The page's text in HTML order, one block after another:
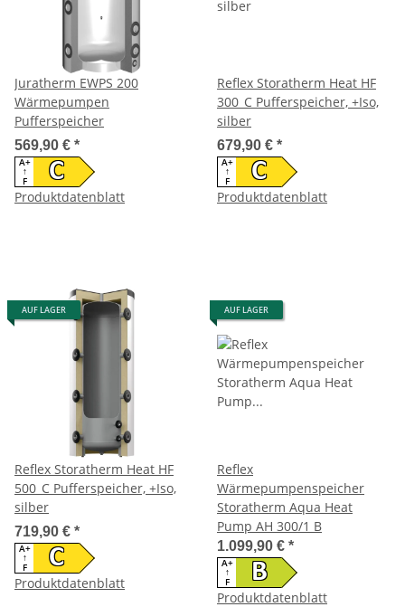
Juratherm EWPS 200
Wärmepumpen
Pufferspeicher
569,90 € *
C
A+
↑
F
Produktdatenblatt
Reflex Storatherm Heat HF
300_C Pufferspeicher, +Iso,
silber
679,90 € *
C
A+
↑
F
Produktdatenblatt
AUF LAGER
Reflex Storatherm Heat HF
500_C Pufferspeicher, +Iso,
silber
719,90 € *
C
A+
↑
F
Produktdatenblatt
AUF LAGER
Reflex
Wärmepumpenspeicher
Storatherm Aqua Heat
Pump AH 300/1 B
1.099,90 € *
B
A+
↑
F
Produktdatenblatt